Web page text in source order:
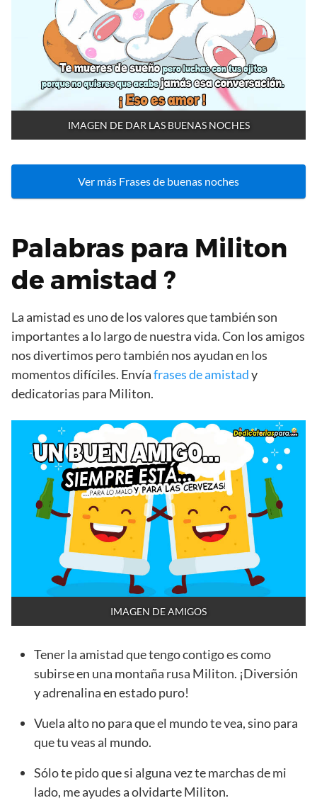
IMAGEN DE DAR LAS BUENAS NOCHES
Ver más Frases de buenas noches
Palabras para Militon
de amistad ?
La amistad es uno de los valores que también son
importantes a lo largo de nuestra vida. Con los amigos
nos divertimos pero también nos ayudan en los
momentos difíciles. Envíafrases de amistady
dedicatorias para Militon.
IMAGEN DE AMIGOS
Tener la amistad que tengo contigo es como
subirse en una montaña rusa Militon. ¡Diversión
y adrenalina en estado puro!
Vuela alto no para que el mundo te vea, sino para
que tu veas al mundo.
Sólo te pido que si alguna vez te marchas de mi
lado, me ayudes a olvidarte Militon.